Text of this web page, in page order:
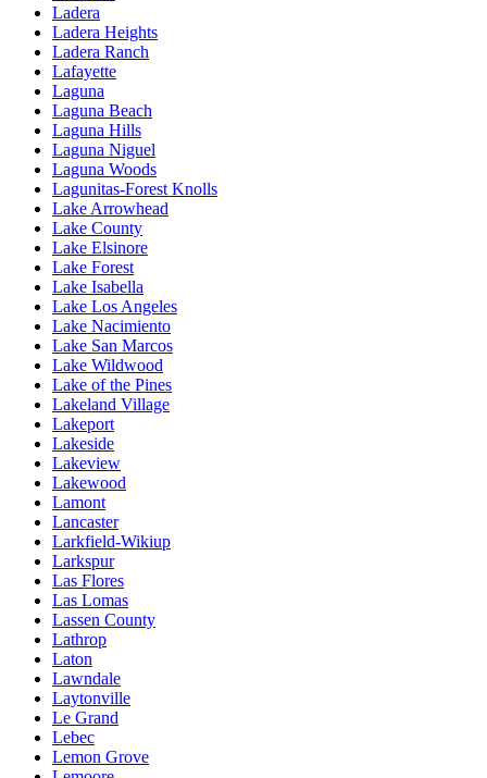
Ladera
Ladera Heights
Ladera Ranch
Lafayette
Laguna
Laguna Beach
Laguna Hills
Laguna Niguel
Laguna Woods
Lagunitas-Forest Knolls
Lake Arrowhead
Lake County
Lake Elsinore
Lake Forest
Lake Isabella
Lake Los Angeles
Lake Nacimiento
Lake San Marcos
Lake Wildwood
Lake of the Pines
Lakeland Village
Lakeport
Lakeside
Lakeview
Lakewood
Lamont
Lancaster
Larkfield-Wikiup
Larkspur
Las Flores
Las Lomas
Lassen County
Lathrop
Laton
Lawndale
Laytonville
Le Grand
Lebec
Lemon Grove